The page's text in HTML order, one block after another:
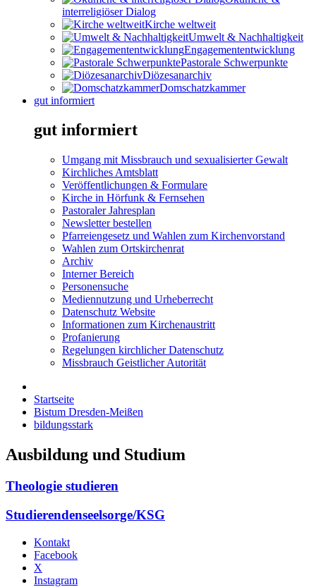
interreligiöser Dialog
Kirche weltweit
Umwelt & Nachhaltigkeit
Engagemententwicklung
Pastorale Schwerpunkte
Diözesanarchiv
Domschatzkammer
gut informiert
gut informiert
Umgang mit Missbrauch und sexualisierter Gewalt
Kirchliches Amtsblatt
Veröffentlichungen & Formulare
Kirche in Hörfunk & Fernsehen
Pastoraler Jahresplan
Newsletter bestellen
Pfarreiengesetz und Wahlen zum Kirchenvorstand
Wahlen zum Ortskirchenrat
Archiv
Interner Bereich
Personensuche
Mediennutzung und Urheberrecht
Datenschutz Website
Informationen zum Kirchenaustritt
Profanierung
Regelungen kirchlicher Datenschutz
Missbrauch Geistlicher Autorität
Startseite
Bistum Dresden-Meißen
bildungsstark
Ausbildung und Studium
Theologie studieren
Studierendenseelsorge/KSG
Kontakt
Facebook
X
Instagram